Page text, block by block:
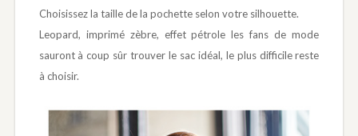
Choisissez la taille de la pochette selon votre silhouette.
Leopard, imprimé zèbre, effet pétrole les fans de mode
sauront à coup sûr trouver le sac idéal, le plus difficile reste
à choisir.